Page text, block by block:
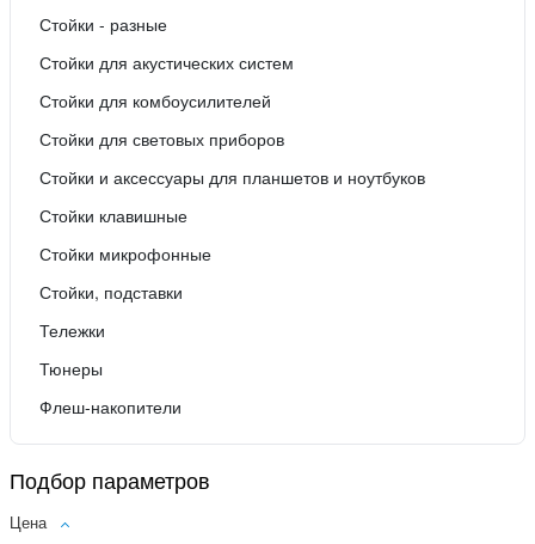
Стойки - разные
Стойки для акустических систем
Стойки для комбоусилителей
Стойки для световых приборов
Стойки и аксессуары для планшетов и ноутбуков
Стойки клавишные
Стойки микрофонные
Стойки, подставки
Тележки
Тюнеры
Флеш-накопители
Подбор параметров
Цена